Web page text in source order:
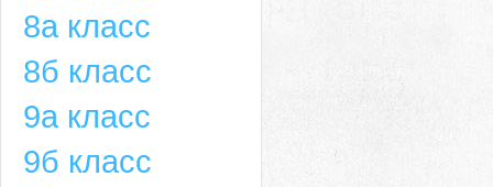
8а класс
8б класс
9а класс
9б класс